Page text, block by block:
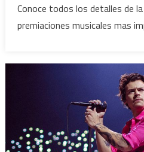
Conoce todos los detalles de
premiaciones musicales mas